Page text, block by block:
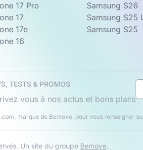
17 Pro
17
17e
16
Samsung S26
Samsung S25
Samsung S25
TESTS & PROMOS
vous à nos actus et bons plans
marque de Bemove, pour vous renseigner
Un site du groupe Bemove.